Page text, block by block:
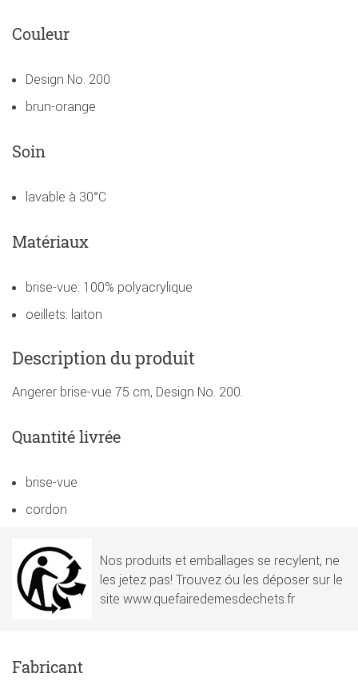
Couleur
Design No. 200
brun-orange
Soin
lavable à 30°C
Matériaux
brise-vue: 100% polyacrylique
oeillets: laiton
Description du produit
Angerer brise-vue 75 cm, Design No. 200.
Quantité livrée
brise-vue
cordon
Nos produits et emballages se recylent, ne
les jetez pas! Trouvez óu les déposer sur le
site www.quefairedemesdechets.fr
Fabricant